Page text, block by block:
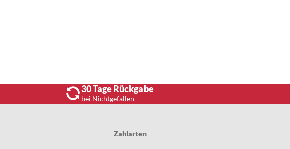
30 Tage Rückgabe
bei Nichtgefallen
Zahlarten